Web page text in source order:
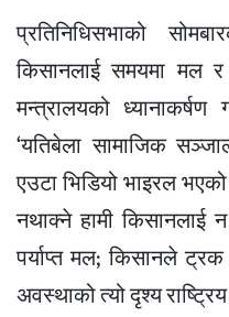
प्रतिनिधिसभाको
किसानलाई समयमा मल
मन्त्रालयको
‘यतिबेला सामाजिक
एउटा भिडियो भाइरल
नथाक्ने हामी किसानलाई
पर्याप्त मल; किसानले
अवस्थाको त्यो दृश्य